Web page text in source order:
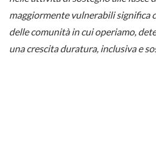
maggiormente vulnerabili significa
delle comunità in cui operiamo,
una crescita duratura, inclusiva e